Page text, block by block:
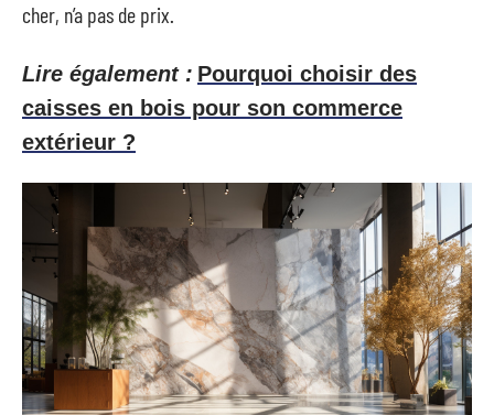
cher, n’a pas de prix.
Lire également : Pourquoi choisir des
caisses en bois pour son commerce
extérieur ?